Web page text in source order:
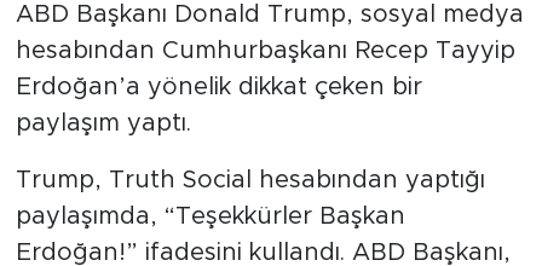
ABD Başkanı Donald Trump, sosyal medya
hesabından Cumhurbaşkanı Recep Tayyip
Erdoğan’a yönelik dikkat çeken bir
paylaşım yaptı.
Trump, Truth Social hesabından yaptığı
paylaşımda, “Teşekkürler Başkan
Erdoğan!” ifadesini kullandı. ABD Başkanı,
MEDYA KÖŞESİ
FOTO GALERİ
ALINTI YAZARLAR